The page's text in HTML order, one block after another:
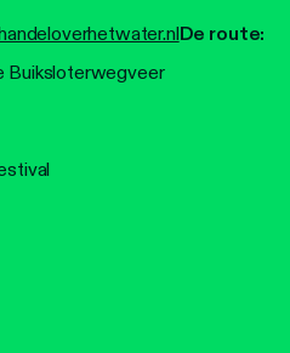
De route:
Buiksloterwegveer